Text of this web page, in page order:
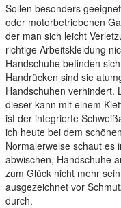
Sollen besonders
oder motorbetriebenen
der man sich leicht
richtige Arbeitskleidung
Handschuhe befinden
Handrücken sind sie
Handschuhen verhindert.
dieser kann mit einem
ist der integrierte
ich heute bei dem
Normalerweise schaut es
abwischen, Handschuhe
zum Glück nicht mehr
ausgezeichnet vor
durch.